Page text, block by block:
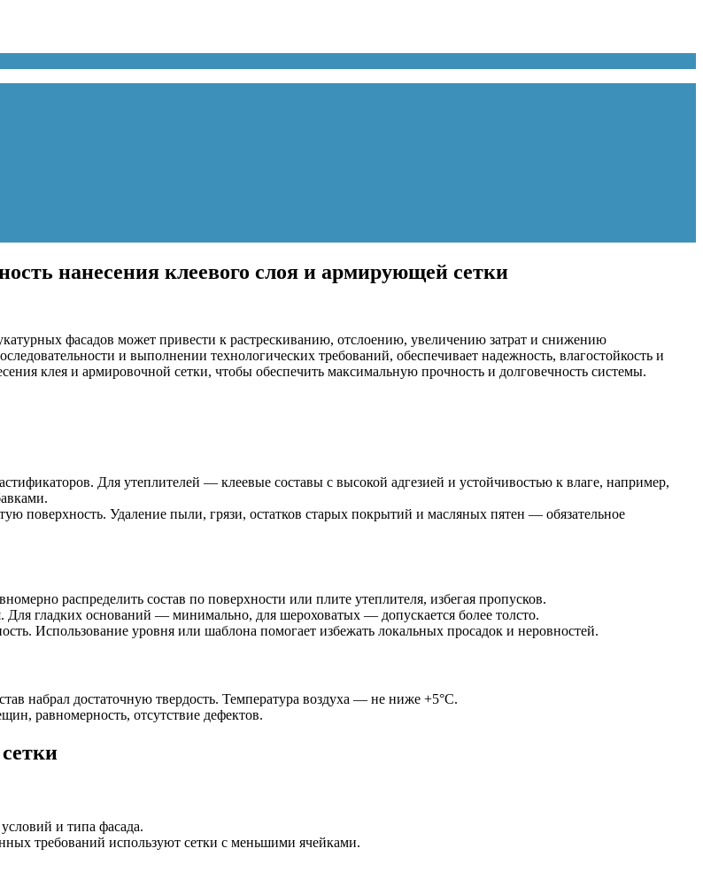
нанесения клеевого слоя и армирующей сетки
фасадов может привести к растрескиванию, отслоению, увеличению затрат и снижению
и выполнении технологических требований, обеспечивает надежность, влагостойкость и
клея и армировочной сетки, чтобы обеспечить максимальную прочность и долговечность системы.
Для утеплителей — клеевые составы с высокой адгезией и устойчивостью к влаге, например,
поверхность. Удаление пыли, грязи, остатков старых покрытий и масляных пятен — обязательное
распределить состав по поверхности или плите утеплителя, избегая пропусков.
Для гладких оснований — минимально, для шероховатых — допускается более толсто.
Использование уровня или шаблона помогает избежать локальных просадок и неровностей.
набрал достаточную твердость. Температура воздуха — не ниже +5°C.
равномерность, отсутствие дефектов.
и типа фасада.
требований используют сетки с меньшими ячейками.